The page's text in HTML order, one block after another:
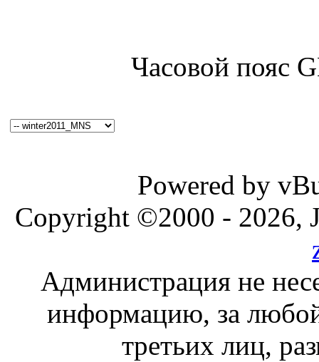
Часовой пояс
Powered by
Copyright ©2000 - 2026,
Администрация не
информацию, за любой
третьих лиц,